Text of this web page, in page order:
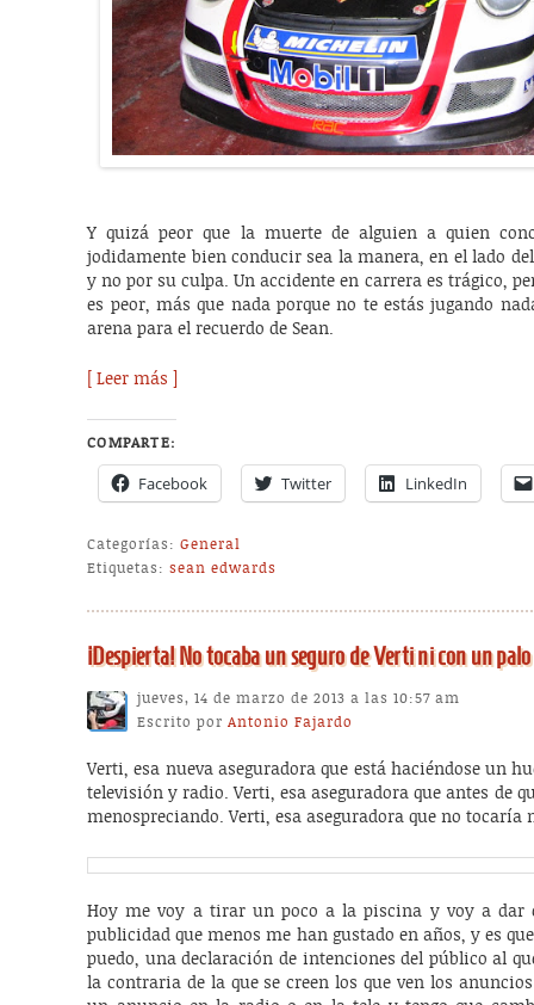
Y quizá peor que la muerte de alguien a quien
jodidamente bien conducir sea la manera, en el lado
y no por su culpa. Un accidente en carrera es trágico,
es peor, más que nada porque no te estás jugando
arena para el recuerdo de Sean.
[ Leer más ]
COMPARTE:
Facebook Twitter LinkedIn
Categorías: General
Etiquetas: sean edwards
¡Despierta! No tocaba un seguro de Verti ni con un palo
jueves, 14 de marzo de 2013 a las 10:57 am
Escrito porAntonio Fajardo
Verti, esa nueva aseguradora que está haciéndose un
televisión y radio. Verti, esa aseguradora que antes de
menospreciando. Verti, esa aseguradora que no
Hoy me voy a tirar un poco a la piscina y voy a dar
publicidad que menos me han gustado en años, y es
puedo, una declaración de intenciones del público al
la contraria de la que se creen los que ven los